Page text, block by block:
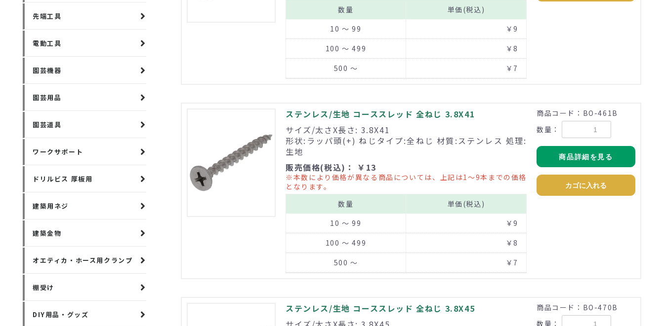
先端工具
電動工具
園芸機器
園芸用品
園芸道具
ワークサポート
ドリルビス 厚板用
建築用ネジ
建築金物
オエティカ・ホース用クランプ
棚受け
DIY用品・グッズ
数量
単価(税込)
10 ～ 99
￥9
100 ～ 499
￥8
500 ～
￥7
ステンレス/生地 コーススレッド 全ねじ 3.8X41
サイズ/太さX長さ: 3.8X41
形状:ラッパ頭(+) ねじタイプ:全ねじ 材質:ステンレス 処理:
生地
販売価格(税込)： ￥13
※本数により価格が異なる商品については、上記は1～9本までの価格
となります。
数量
単価(税込)
10 ～ 99
￥9
100 ～ 499
￥8
500 ～
￥7
商品コード：BO-461B
数量：
商品詳細を見る
カゴに入れる
ステンレス/生地 コーススレッド 全ねじ 3.8X45
商品コード：BO-470B
数量：